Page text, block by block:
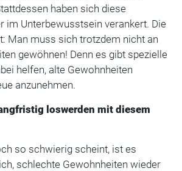
haben sich diese
im Unterbewusstsein verankert. Die
Man muss sich trotzdem nicht an
gewöhnen! Denn es gibt spezielle
helfen, alte Gewohnheiten
anzunehmen.
loswerden mit diesem
so schwierig scheint, ist es
schlechte Gewohnheiten wieder